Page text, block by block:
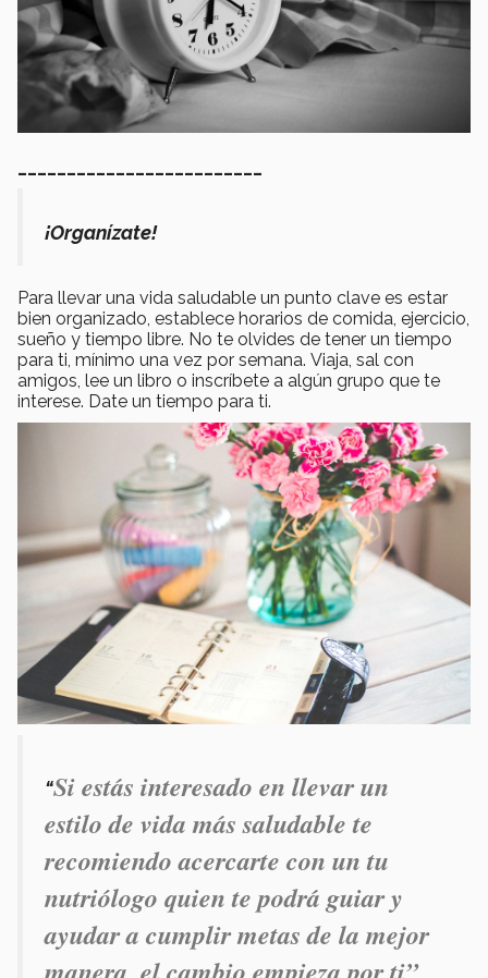
¡Organízate!
Para llevar una vida saludable un punto clave es estar
bien organizado, establece horarios de comida, ejercicio,
sueño y tiempo libre. No te olvides de tener un tiempo
para ti, mínimo una vez por semana. Viaja, sal con
amigos, lee un libro o inscríbete a algún grupo que te
interese. Date un tiempo para ti.
“Si estás interesado en llevar un
estilo de vida más saludable te
recomiendo acercarte con un tu
nutriólogo quien te podrá guiar y
ayudar a cumplir metas de la mejor